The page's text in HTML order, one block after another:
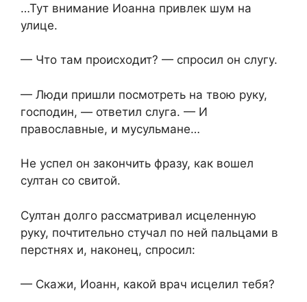
…Тут внимание Иоанна привлек шум на
улице.
— Что там происходит? — спросил он слугу.
— Люди пришли посмотреть на твою руку,
господин, — ответил слуга. — И
православные, и мусульмане…
Не успел он закончить фразу, как вошел
султан со свитой.
Султан долго рассматривал исцеленную
руку, почтительно стучал по ней пальцами в
перстнях и, наконец, спросил:
— Скажи, Иоанн, какой врач исцелил тебя?